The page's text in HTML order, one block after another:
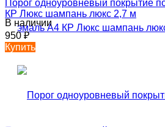
Порог одноуровневый покрытие
КР Люкс шампань люкс 2,7 м
В наличии
950₽
Купить